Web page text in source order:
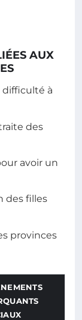
AUX
difficulté à
des
avoir un
des filles
provinces